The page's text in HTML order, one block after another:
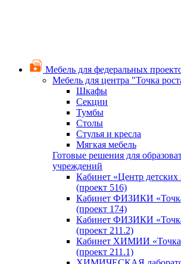
Мебель для федеральных
Мебель для центра "Точка
Шкафы
Секции
Тумбы
Столы
Стулья и кресла
Мягкая мебель
Готовые решения для
учреждений
Кабинет «Центр
(проект 516)
Кабинет ФИЗИКИ
(проект 174)
Кабинет ФИЗИКИ
(проект 211.2)
Кабинет ХИМИИ «Точка
(проект 211.1)